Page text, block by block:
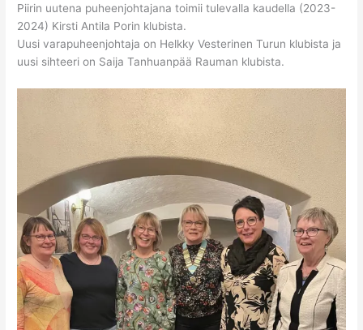
Piirin uutena puheenjohtajana toimii tulevalla kaudella (2023-
2024) Kirsti Antila Porin klubista.
Uusi varapuheenjohtaja on Helkky Vesterinen Turun klubista ja
uusi sihteeri on Saija Tanhuanpää Rauman klubista.